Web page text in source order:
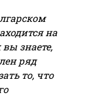
на
знаете,
ряд
то, что